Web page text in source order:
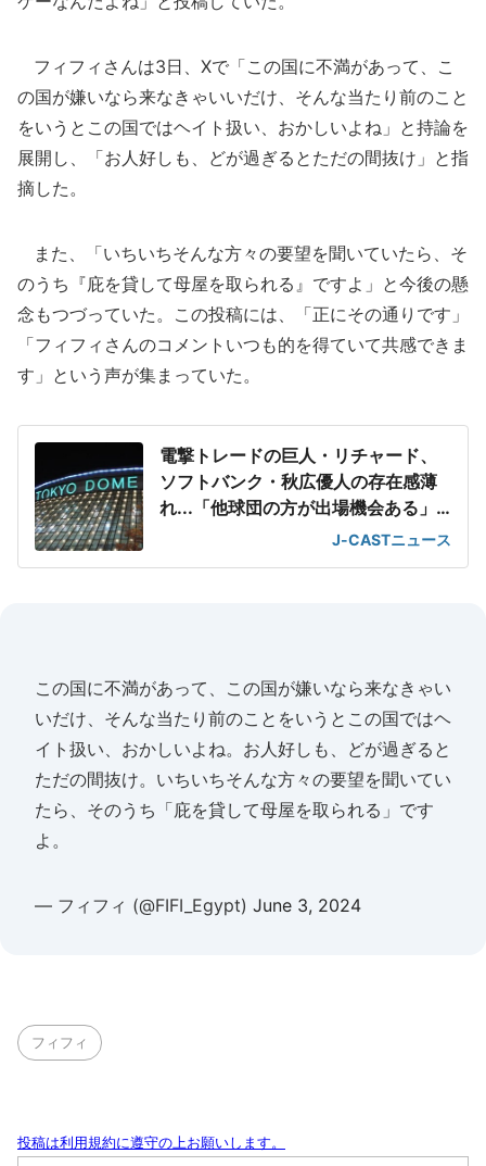
フィフィさんは3日、Xで「この国に不満があって、こ
の国が嫌いなら来なきゃいいだけ、そんな当たり前のこと
をいうとこの国ではヘイト扱い、おかしいよね」と持論を
展開し、「お人好しも、どが過ぎるとただの間抜け」と指
摘した。
また、「いちいちそんな方々の要望を聞いていたら、そ
のうち『庇を貸して母屋を取られる』ですよ」と今後の懸
念もつづっていた。この投稿には、「正にその通りです」
「フィフィさんのコメントいつも的を得ていて共感できま
す」という声が集まっていた。
電撃トレードの巨人・リチャード、
ソフトバンク・秋広優人の存在感薄
れ...「他球団の方が出場機会ある」
J-CASTニュース
この国に不満があって、この国が嫌いなら来なきゃい
いだけ、そんな当たり前のことをいうとこの国ではヘ
イト扱い、おかしいよね。お人好しも、どが過ぎると
ただの間抜け。いちいちそんな方々の要望を聞いてい
たら、そのうち「庇を貸して母屋を取られる」です
よ。
— フィフィ (@FIFI_Egypt) June 3, 2024
フィフィ